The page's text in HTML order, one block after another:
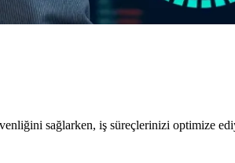
sağlarken, iş süreçlerinizi optimize